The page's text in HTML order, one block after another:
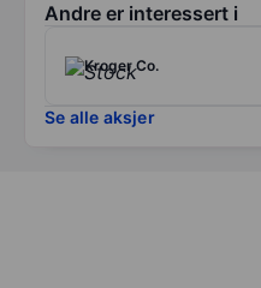
Andre er interessert i
Kroger Co.
Se alle aksjer